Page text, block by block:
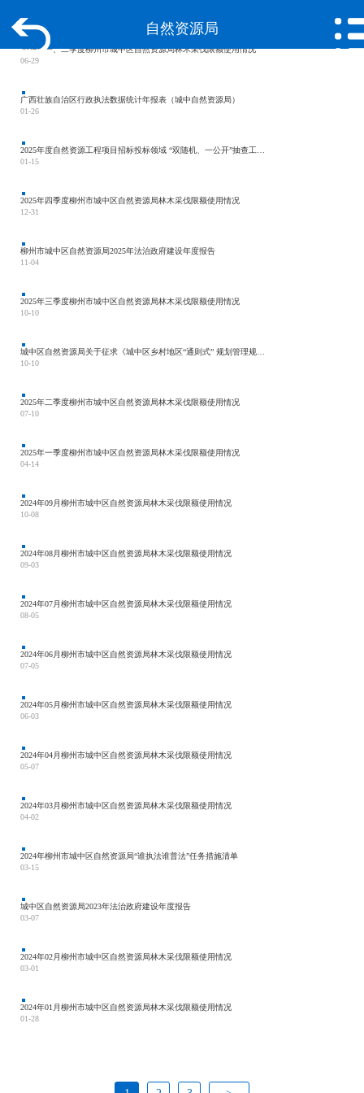
自然资源局
2026年一、二季度柳州市城中区自然资源局林木采伐限额使用情况
06-29
广西壮族自治区行政执法数据统计年报表（城中自然资源局）
01-26
01-15
2025年四季度柳州市城中区自然资源局林木采伐限额使用情况
12-31
柳州市城中区自然资源局2025年法治政府建设年度报告
11-04
2025年三季度柳州市城中区自然资源局林木采伐限额使用情况
10-10
10-10
2025年二季度柳州市城中区自然资源局林木采伐限额使用情况
07-10
2025年一季度柳州市城中区自然资源局林木采伐限额使用情况
04-14
2024年09月柳州市城中区自然资源局林木采伐限额使用情况
10-08
2024年08月柳州市城中区自然资源局林木采伐限额使用情况
09-03
2024年07月柳州市城中区自然资源局林木采伐限额使用情况
08-05
2024年06月柳州市城中区自然资源局林木采伐限额使用情况
07-05
2024年05月柳州市城中区自然资源局林木采伐限额使用情况
06-03
2024年04月柳州市城中区自然资源局林木采伐限额使用情况
05-07
2024年03月柳州市城中区自然资源局林木采伐限额使用情况
04-02
2024年柳州市城中区自然资源局“谁执法谁普法”任务措施清单
03-15
城中区自然资源局2023年法治政府建设年度报告
03-07
2024年02月柳州市城中区自然资源局林木采伐限额使用情况
03-01
2024年01月柳州市城中区自然资源局林木采伐限额使用情况
01-28